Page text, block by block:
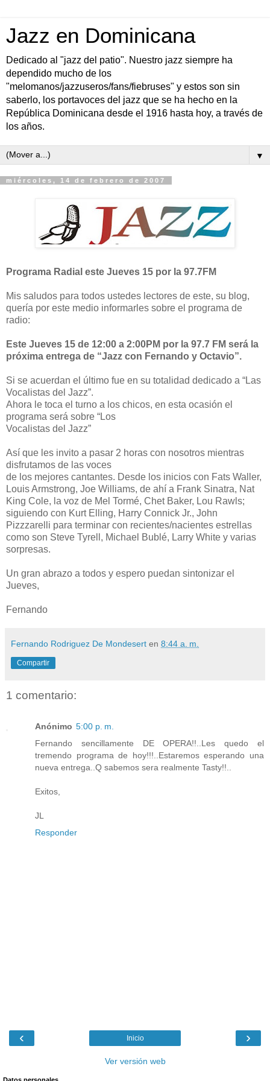
Jazz en Dominicana
Dedicado al "jazz del patio". Nuestro jazz siempre ha
dependido mucho de los
"melomanos/jazzuseros/fans/fiebruses" y estos son sin
saberlo, los portavoces del jazz que se ha hecho en la
República Dominicana desde el 1916 hasta hoy, a través de
los años.
▼
miércoles, 14 de febrero de 2007
Programa Radial este Jueves 15 por la 97.7FM
Mis saludos para todos ustedes lectores de este, su blog,
quería por este medio informarles sobre el programa de
radio:
Este Jueves 15 de 12:00 a 2:00PM por la 97.7 FM será la
próxima entrega de “Jazz con Fernando y Octavio”.
Si se acuerdan el último fue en su totalidad dedicado a “Las
Vocalistas del Jazz”.
Ahora le toca el turno a los chicos, en esta ocasión el
programa será sobre “Los
Vocalistas del Jazz”
Así que les invito a pasar 2 horas con nosotros mientras
disfrutamos de las voces
de los mejores cantantes. Desde los inicios con Fats Waller,
Louis Armstrong, Joe Williams, de ahí a Frank Sinatra, Nat
King Cole, la voz de Mel Tormé, Chet Baker, Lou Rawls;
siguiendo con Kurt Elling, Harry Connick Jr., John
Pizzzarelli para terminar con recientes/nacientes estrellas
como son Steve Tyrell, Michael Bublé, Larry White y varias
sorpresas.
Un gran abrazo a todos y espero puedan sintonizar el
Jueves,
Fernando
Fernando Rodriguez De Mondesert en 8:44 a. m.
Compartir
1 comentario:
Anónimo 5:00 p. m.
Fernando sencillamente DE OPERA!!..Les quedo el
tremendo programa de hoy!!!..Estaremos esperando una
nueva entrega..Q sabemos sera realmente Tasty!!..
Exitos,
JL
Responder
‹ ›
Inicio
Ver versión web